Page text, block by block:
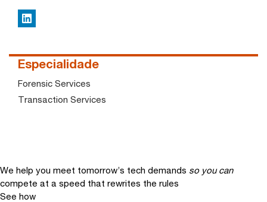
LinkedIn
Especialidade
Forensic Services
Transaction Services
We help you meet tomorrow’s tech demands so you can
compete at a speed that rewrites the rules
See how